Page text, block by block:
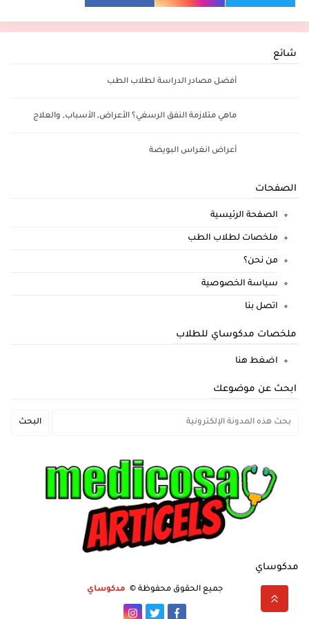
شائع
أفضل مصادر الدراسة لطلاب الطب
ماهي متلازمة النفق الرسغي؟ الأعراض, الأسباب, والعلاج
أعراض انغراس البويضة
الصفحات
الصفحة الرئيسية
ملخصات لطلاب الطب
من نحن؟
سياسة الخصوصية
اتصل بنا
ملخصات مدكوساي للطلاب
اضغط هنا
ابحث عن موضوعك
مدكوساي
جميع الحقوق محفوظة © مدكوساي